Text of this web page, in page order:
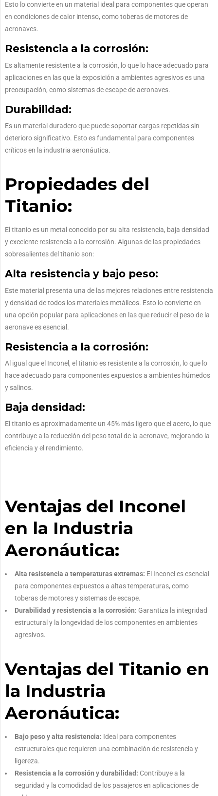
Esto lo convierte en un material ideal para componentes que operan
en condiciones de calor intenso, como toberas de motores de
aeronaves.
Resistencia a la corrosión:
Es altamente resistente a la corrosión, lo que lo hace adecuado para
aplicaciones en las que la exposición a ambientes agresivos es una
preocupación, como sistemas de escape de aeronaves.
Durabilidad:
Es un material duradero que puede soportar cargas repetidas sin
deterioro significativo. Esto es fundamental para componentes
críticos en la industria aeronáutica.
Propiedades del
Titanio:
El titanio es un metal conocido por su alta resistencia, baja densidad
y excelente resistencia a la corrosión. Algunas de las propiedades
sobresalientes del titanio son:
Alta resistencia y bajo peso:
Este material presenta una de las mejores relaciones entre resistencia
y densidad de todos los materiales metálicos. Esto lo convierte en
una opción popular para aplicaciones en las que reducir el peso de la
aeronave es esencial.
Resistencia a la corrosión:
Al igual que el Inconel, el titanio es resistente a la corrosión, lo que lo
hace adecuado para componentes expuestos a ambientes húmedos
y salinos.
Baja densidad:
El titanio es aproximadamente un 45% más ligero que el acero, lo que
contribuye a la reducción del peso total de la aeronave, mejorando la
eficiencia y el rendimiento.
Ventajas del Inconel
en la Industria
Aeronáutica:
Alta resistencia a temperaturas extremas: El Inconel es esencial
para componentes expuestos a altas temperaturas, como
toberas de motores y sistemas de escape.
Durabilidad y resistencia a la corrosión: Garantiza la integridad
estructural y la longevidad de los componentes en ambientes
agresivos.
Ventajas del Titanio en
la Industria
Aeronáutica:
Bajo peso y alta resistencia: Ideal para componentes
estructurales que requieren una combinación de resistencia y
ligereza.
Resistencia a la corrosión y durabilidad: Contribuye a la
seguridad y la comodidad de los pasajeros en aplicaciones de